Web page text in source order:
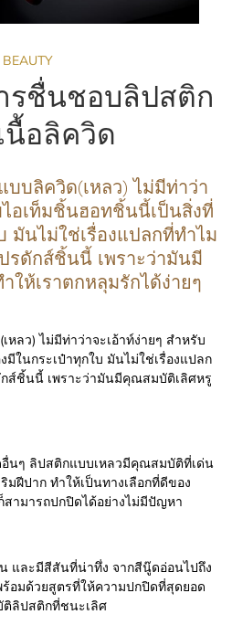
BEAUTY
รชื่นชอบลิปสติก
นื้อลิควิด
บบลิควิด(เหลว) ไม่มีท่าว่า
ไอเท็มชิ้นฮอทชิ้นนี้เป็นสิ่งที่
มันไม่ใช่เรื่องแปลกที่ทำไม
รดักส์ชิ้นนี้ เพราะว่ามันมี
ห้เราตกหลุมรักได้ง่ายๆ
ลว) ไม่มีท่าว่าจะเอ้าท์ง่ายๆ สำหรับ
ในกระเป๋าทุกใบ มันไม่ใช่เรื่องแปลก
ส์ชิ้นนี้ เพราะว่ามันมีคุณสมบัติเลิศหรู
นๆ ลิปสติกแบบเหลวมีคุณสมบัติที่เด่น
มฝีปาก ทำให้เป็นทางเลือกที่ดีของ
ามารถปกปิดได้อย่างไม่มีปัญหา
และมีสีสันที่น่าทึ่ง จากสีนู๊ดอ่อนไปถึง
อมด้วยสูตรที่ให้ความปกปิดที่สุดยอด
ลิปสติกที่ชนะเลิศ